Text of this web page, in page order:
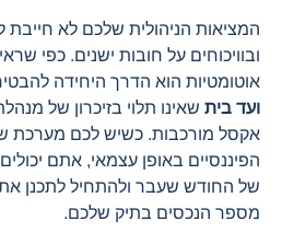
המציאות הניהולית שלכם לא חייבת
ובוויכוחים על חובות ישנים. כפי
אוטומטיות הוא הדרך היחידה
ועד בית שאינו תלוי בזיכרון של
אקסל מורכבות. כשיש לכם מערכת
הפיננסיים באופן עצמאי, אתם
של החודש שעבר ולהתחיל לתכנן
מספר הנכסים בתיק שלכם.